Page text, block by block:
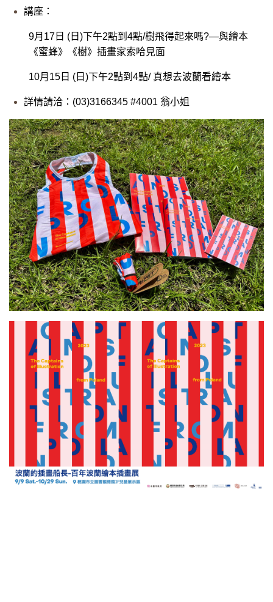
講座：
9月17日 (日)下午2點到4點/樹飛得起來嗎?—與繪本
《蜜蜂》《樹》插畫家索哈見面
10月15日 (日)下午2點到4點/ 真想去波蘭看繪本
詳情請洽：(03)3166345 #4001 翁小姐